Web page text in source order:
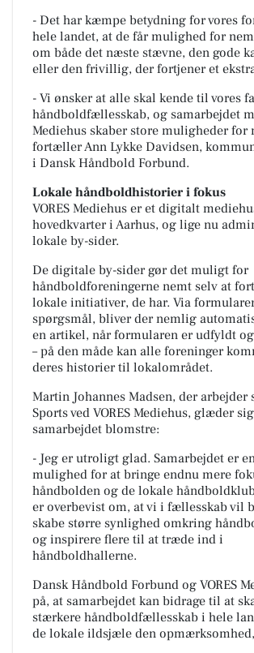
- Det har kæmpe betydning for vores
hele landet, at de får mulighed for
om både det næste stævne, den gode
eller den frivillig, der fortjener et
- Vi ønsker at alle skal kende til vores
håndboldfællesskab, og samarbejdet
Mediehus skaber store muligheder for
fortæller Ann Lykke Davidsen,
i Dansk Håndbold Forbund.
Lokale håndboldhistorier i fokus
VORES Mediehus er et digitalt
hovedkvarter i Aarhus, og lige nu
lokale by-sider.
De digitale by-sider gør det muligt for
håndboldforeningerne nemt selv at
lokale initiativer, de har. Via
spørgsmål, bliver der nemlig
en artikel, når formularen er udfyldt
– på den måde kan alle foreninger
deres historier til lokalområdet.
Martin Johannes Madsen, der arbejder
Sports ved VORES Mediehus, glæder
samarbejdet blomstre:
- Jeg er utroligt glad. Samarbejdet er
mulighed for at bringe endnu mere
håndbolden og de lokale
er overbevist om, at vi i fællesskab vil
skabe større synlighed omkring
og inspirere flere til at træde ind i
håndboldhallerne.
Dansk Håndbold Forbund og VORES
på, at samarbejdet kan bidrage til at
stærkere håndboldfællesskab i hele
de lokale ildsjæle den